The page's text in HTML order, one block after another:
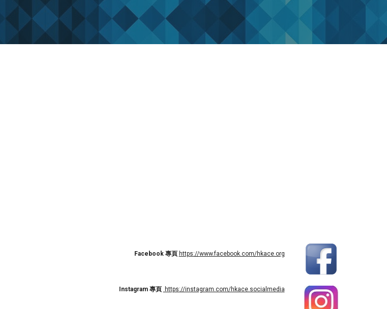
Facebook 專頁 https://www.facebook.com/hkace.org
Instagram專頁 https://instagram.com/hkace.socialmedia